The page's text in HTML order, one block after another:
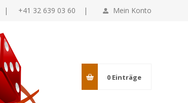
Mein Konto
| +41 32 639 03 60 |
0 Einträge